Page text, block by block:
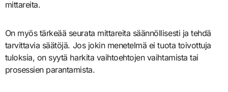
mittareita.
On myös tärkeää seurata mittareita säännöllisesti ja tehdä
tarvittavia säätöjä. Jos jokin menetelmä ei tuota toivottuja
tuloksia, on syytä harkita vaihtoehtojen vaihtamista tai
prosessien parantamista.